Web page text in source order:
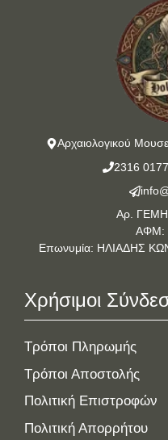
Αρχαιολογικού
2316
Αρ.
ΑΦΜ:
Επωνυμία: ΗΛΙΑΔΗΣ
Χρήσιμοι
Τρόποι Πληρωμής
Τρόποι Αποστολής
Πολιτική Επιστροφών
Πολιτική Απορρήτου